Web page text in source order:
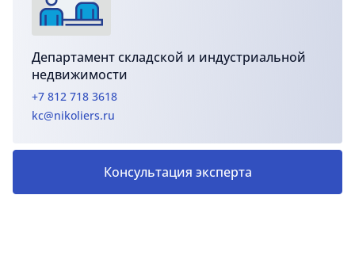
Департамент складской и индустриальной
недвижимости
+7 812 718 3618
kc@nikoliers.ru
Консультация эксперта